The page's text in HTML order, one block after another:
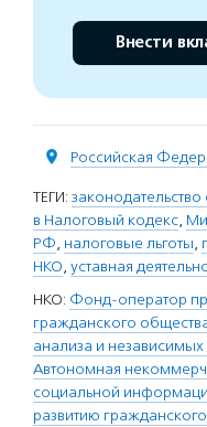
Внести
Российская
ТЕГИ:
в Налоговый кодекс,
РФ, налоговые льготы,
НКО, уставная
НКО: Фонд-оператор
гражданского
анализа и
Автономная
социальной
развитию